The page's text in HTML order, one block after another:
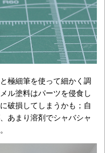
極細筆を使って細かく調
ル塗料はパーツを侵食し
破損してしまうかも；自
あまり溶剤でシャバシャ